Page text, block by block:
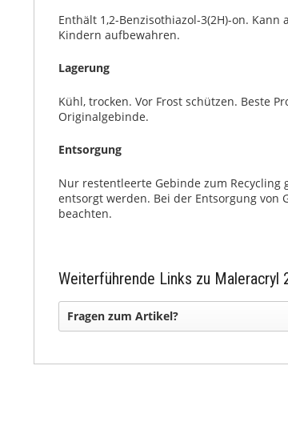
Enthält 1,2-Benzisothiazol-3(2H)-on.
Kindern aufbewahren.
Lagerung
Kühl, trocken. Vor Frost schützen. Beste
Originalgebinde.
Entsorgung
Nur restentleerte Gebinde zum
entsorgt werden. Bei der Entsorgung
beachten.
Weiterführende Links zu Maleracryl
Fragen zum Artikel?